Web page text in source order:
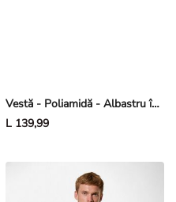
Vestă - Poliamidă - Albastru închis
L 139,99